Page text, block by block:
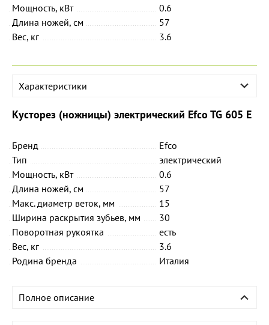
Мощность, кВт
0.6
Длина ножей, см
57
Вес, кг
3.6
Характеристики
Кусторез (ножницы) электрический Efco TG 605 E
Бренд
Efco
Тип
электрический
Мощность, кВт
0.6
Длина ножей, см
57
Макс. диаметр веток, мм
15
Ширина раскрытия зубьев, мм
30
Поворотная рукоятка
есть
Вес, кг
3.6
Родина бренда
Италия
Полное описание